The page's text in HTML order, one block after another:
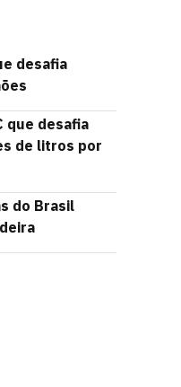
desafia
que desafia
de litros por
do Brasil